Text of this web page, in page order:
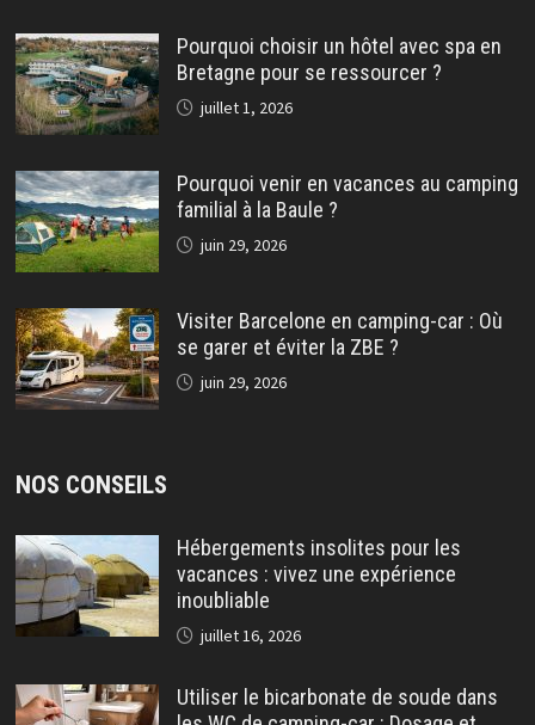
Pourquoi choisir un hôtel avec spa en
Bretagne pour se ressourcer ?
juillet 1, 2026
Pourquoi venir en vacances au camping
familial à la Baule ?
juin 29, 2026
Visiter Barcelone en camping-car : Où
se garer et éviter la ZBE ?
juin 29, 2026
NOS CONSEILS
Hébergements insolites pour les
vacances : vivez une expérience
inoubliable
juillet 16, 2026
Utiliser le bicarbonate de soude dans